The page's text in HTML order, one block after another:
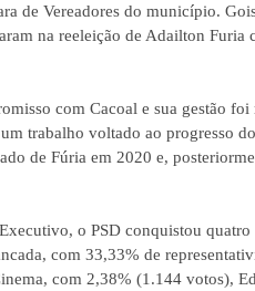
de Vereadores do município.
na reeleição de Adailton
com Cacoal e sua gestão
trabalho voltado ao progresso
de Fúria em 2020 e,
o PSD conquistou
com 33,33% de
com 2,38% (1.144 votos),